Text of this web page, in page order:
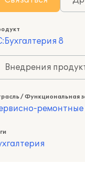
8
Внедрения
/ Функциональная
ремонтные